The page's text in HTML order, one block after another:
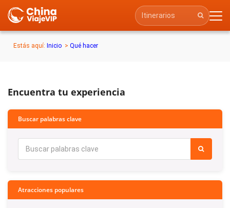
Estás aquí: Inicio > Qué hacer
Encuentra tu experiencia
Buscar palabras clave
Atracciones populares